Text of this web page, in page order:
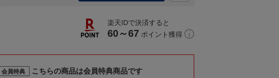
楽天IDで決済すると
60～67 ポイント獲得
会員特典 こちらの商品は会員特典商品です